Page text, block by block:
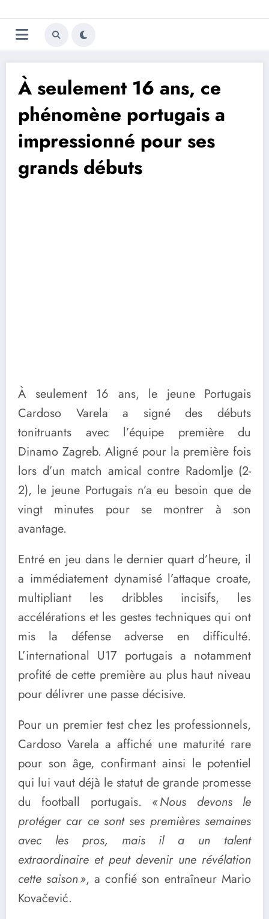
au
contenu
Trivela
L'actualité du football
À seulement 16 ans, ce
phénomène portugais a
impressionné pour ses
grands débuts
À seulement 16 ans, le jeune Portugais
Cardoso Varela a signé des débuts
tonitruants avec l’équipe première du
Dinamo Zagreb. Aligné pour la première fois
lors d’un match amical contre Radomlje (2-
2), le jeune Portugais n’a eu besoin que de
vingt minutes pour se montrer à son
avantage.
Entré en jeu dans le dernier quart d’heure, il
a immédiatement dynamisé l’attaque croate,
multipliant les dribbles incisifs, les
accélérations et les gestes techniques qui ont
mis la défense adverse en difficulté.
L’international U17 portugais a notamment
profité de cette première au plus haut niveau
pour délivrer une passe décisive.
Pour un premier test chez les professionnels,
Cardoso Varela a affiché une maturité rare
pour son âge, confirmant ainsi le potentiel
qui lui vaut déjà le statut de grande promesse
du football portugais. « Nous devons le
protéger car ce sont ses premières semaines
avec les pros, mais il a un talent
extraordinaire et peut devenir une révélation
cette saison », a confié son entraîneur Mario
Kovačević.